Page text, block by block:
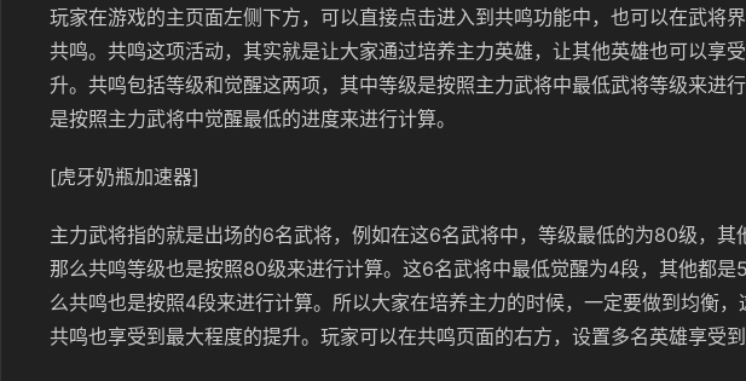
玩家在游戏的主页面左侧下方，可以直接点击进入到共鸣功能中，也可以在武将
共鸣。共鸣这项活动，其实就是让大家通过培养主力英雄，让其他英雄也可以享
升。共鸣包括等级和觉醒这两项，其中等级是按照主力武将中最低武将等级来进
是按照主力武将中觉醒最低的进度来进行计算。
[虎牙奶瓶加速器]
主力武将指的就是出场的6名武将，例如在这6名武将中，等级最低的为80级，其
那么共鸣等级也是按照80级来进行计算。这6名武将中最低觉醒为4段，其他都是
么共鸣也是按照4段来进行计算。所以大家在培养主力的时候，一定要做到均衡，
共鸣也享受到最大程度的提升。玩家可以在共鸣页面的右方，设置多名英雄享受到